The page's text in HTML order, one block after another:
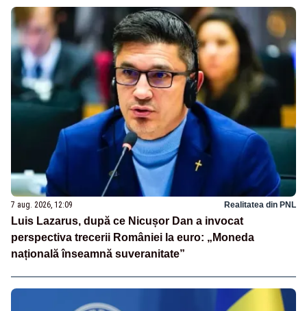
7 aug. 2026, 12:09 Realitatea din PNL
Luis Lazarus, după ce Nicușor Dan a invocat
perspectiva trecerii României la euro: „Moneda
națională înseamnă suveranitate”